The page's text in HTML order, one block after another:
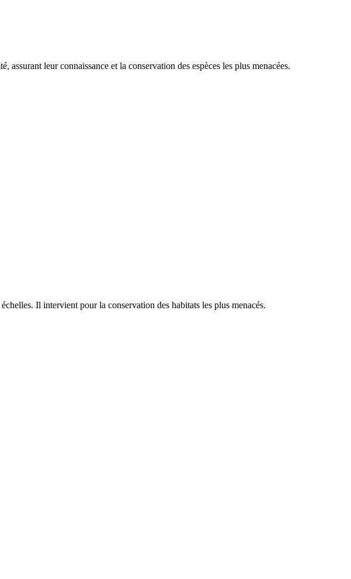
assurant leur connaissance et la conservation des espèces les plus menacées.
Il intervient pour la conservation des habitats les plus menacés.